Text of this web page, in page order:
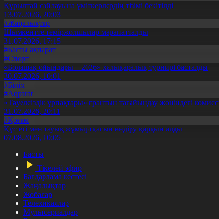
Құрылтай сайлауына үміткерлердің тізімі бекітілді
13.07.2026, 20:03
#Жаңалықтар
Шымкентте теміржолшылар марапатталды
31.07.2026, 17:15
#Басты ақпарат
#Спорт
«Болашақ ойындары – 2026» халықаралық турнирі басталды
30.07.2026, 10:01
#Білім
#Aqparat
«Тәуелсіздік ұрпақтары» грантын тағайындау жөніндегі
31.07.2026, 20:11
#Қоғам
Құс еті мен тауық жұмыртқасын өндіру қарқын алды
07.08.2026, 10:05
Басты
Тікелей эфир
Бағдарлама кестесі
Жаңалықтар
Жобалар
Телехикаялар
Мультсериалдар